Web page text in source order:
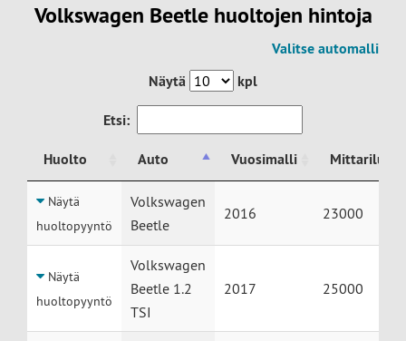
Volkswagen Beetle huoltojen hintoja
Valitse automalli
Näytä
kpl
Etsi:
Huolto Auto Vuosimalli
Huolto
Auto
Näytä
huoltopyyntö
Volkswagen
Beetle
2016 23000
Näytä
huoltopyyntö
Volkswagen
Beetle 1.2
TSI
2017 25000